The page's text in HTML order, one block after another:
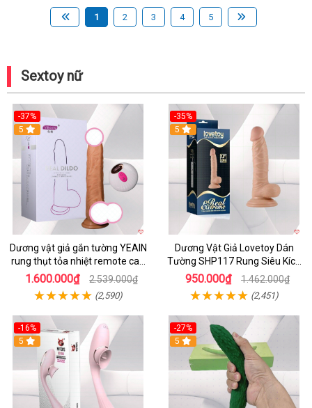
1 2 3 4 5
Sextoy nữ
-37%
5
Dương vật giả gắn tường YEAIN
rung thụt tỏa nhiệt remote cao
cấp
1.600.000₫ 2.539.000₫
(2,590)
-35%
5
Dương Vật Giả Lovetoy Dán
Tường SHP117 Rung Siêu Kích
Thích
950.000₫ 1.462.000₫
(2,451)
-16%
5
-27%
5